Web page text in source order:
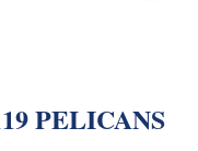
PELICANS